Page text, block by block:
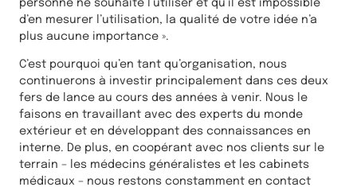
personne ne souhaite l’utiliser et qu’il est impossible
d’en mesurer l’utilisation, la qualité de votre idée n’a
plus aucune importance ».
C’est pourquoi qu’en tant qu’organisation, nous
continuerons à investir principalement dans ces deux
fers de lance au cours des années à venir. Nous le
faisons en travaillant avec des experts du monde
extérieur et en développant des connaissances en
interne. De plus, en coopérant avec nos clients sur le
terrain – les médecins généralistes et les cabinets
médicaux – nous restons constamment en contact